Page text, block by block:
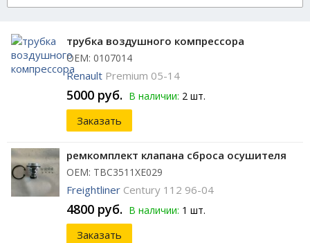
трубка воздушного компрессора
ОЕМ: 0107014
Renault Premium 05-14
5000 руб. В наличии: 2 шт.
Заказать
ремкомплект клапана сброса осушителя
ОЕМ: TBC3511XE029
Freightliner Century 112 96-04
4800 руб. В наличии: 1 шт.
Заказать